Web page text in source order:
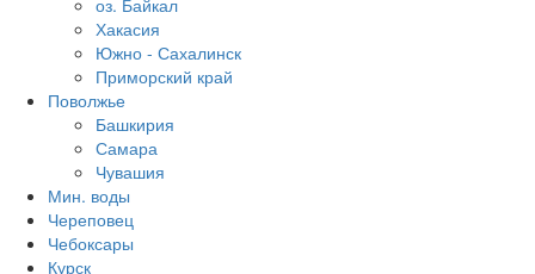
оз. Байкал
Хакасия
Южно - Сахалинск
Приморский край
Поволжье
Башкирия
Самара
Чувашия
Мин. воды
Череповец
Чебоксары
Курск